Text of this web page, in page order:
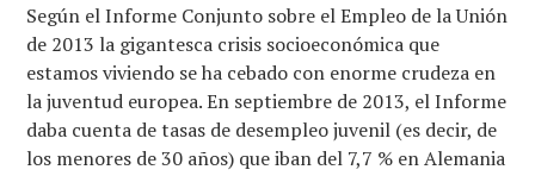
Según el Informe Conjunto sobre el Empleo de la Unión
de 2013 la gigantesca crisis socioeconómica que
estamos viviendo se ha cebado con enorme crudeza en
la juventud europea. En septiembre de 2013, el Informe
daba cuenta de tasas de desempleo juvenil (es decir, de
los menores de 30 años) que iban del 7,7 % en Alemania